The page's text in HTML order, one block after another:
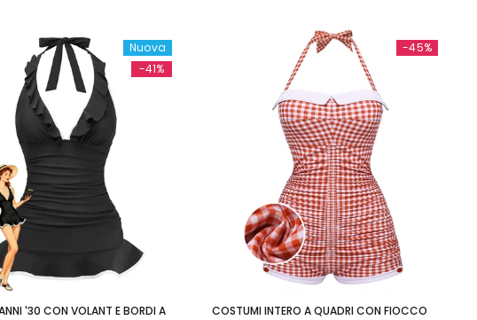
Nuova
-41%
'30 CON VOLANT E BORDI A
-45%
COSTUMI INTERO A QUADRI CON FIOCCO